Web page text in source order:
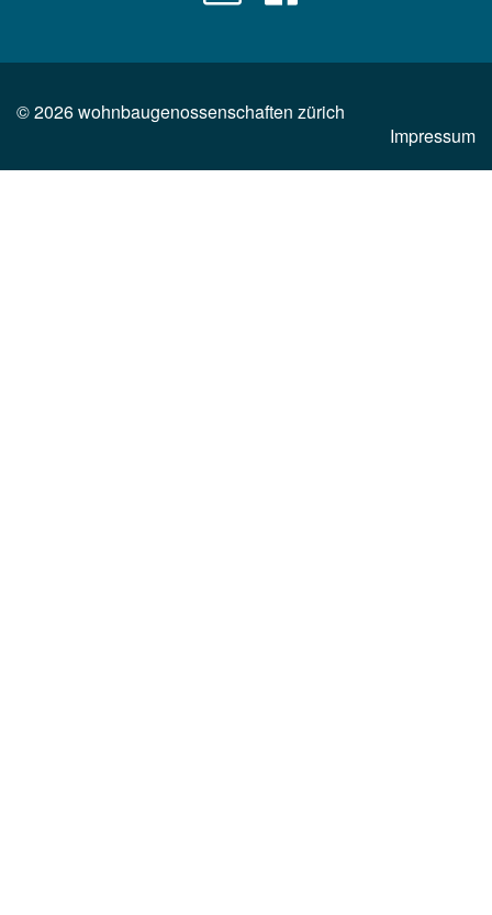
©2026wohnbaugenossenschaften zürich
Impressum